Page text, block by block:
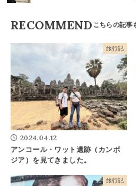
RECOMMEND
旅行記
2024.04.12
アンコール・ワット遺跡（カンボ
ジア）を見てきました。
旅行記